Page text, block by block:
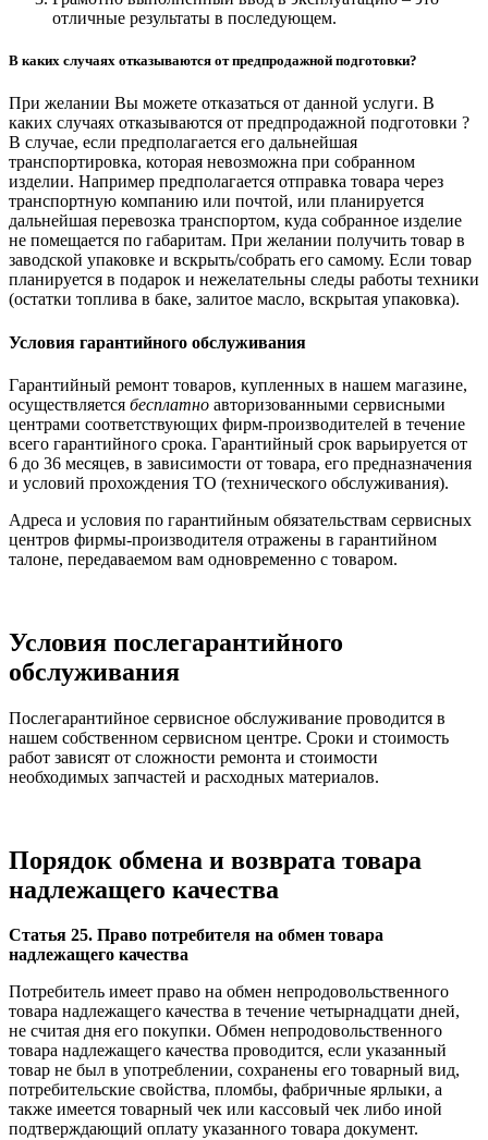
отличные результаты в последующем.
В каких случаях отказываются от предпродажной подготовки?
При желании Вы можете отказаться от данной услуги. В
каких случаях отказываются от предпродажной подготовки ?
В случае, если предполагается его дальнейшая
транспортировка, которая невозможна при собранном
изделии. Например предполагается отправка товара через
транспортную компанию или почтой, или планируется
дальнейшая перевозка транспортом, куда собранное изделие
не помещается по габаритам. При желании получить товар в
заводской упаковке и вскрыть/собрать его самому. Если товар
планируется в подарок и нежелательны следы работы техники
(остатки топлива в баке, залитое масло, вскрытая упаковка).
Условия гарантийного обслуживания
Гарантийный ремонт товаров, купленных в нашем магазине,
осуществляется бесплатно авторизованными сервисными
центрами соответствующих фирм-производителей в течение
всего гарантийного срока. Гарантийный срок варьируется от
6 до 36 месяцев, в зависимости от товара, его предназначения
и условий прохождения ТО (технического обслуживания).
Адреса и условия по гарантийным обязательствам сервисных
центров фирмы-производителя отражены в гарантийном
талоне, передаваемом вам одновременно с товаром.
Условия послегарантийного
обслуживания
Послегарантийное сервисное обслуживание проводится в
нашем собственном сервисном центре. Сроки и стоимость
работ зависят от сложности ремонта и стоимости
необходимых запчастей и расходных материалов.
Порядок обмена и возврата товара
надлежащего качества
Статья 25. Право потребителя на обмен товара
надлежащего качества
Потребитель имеет право на обмен непродовольственного
товара надлежащего качества в течение четырнадцати дней,
не считая дня его покупки. Обмен непродовольственного
товара надлежащего качества проводится, если указанный
товар не был в употреблении, сохранены его товарный вид,
потребительские свойства, пломбы, фабричные ярлыки, а
также имеется товарный чек или кассовый чек либо иной
подтверждающий оплату указанного товара документ.